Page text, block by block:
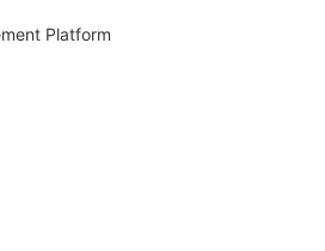
Platform